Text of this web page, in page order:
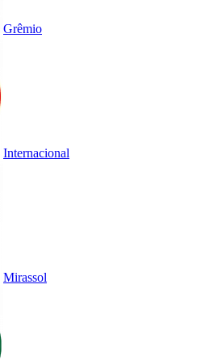
Grêmio
Internacional
Mirassol